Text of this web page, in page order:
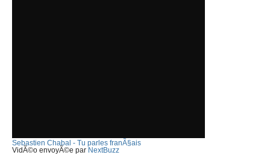
Sebastien Chabal - Tu parles franÃ§ais
VidÃ©o envoyÃ©e par NextBuzz